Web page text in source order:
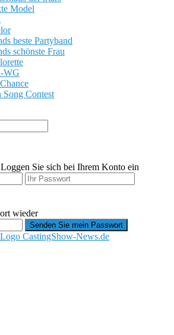
Model
beste Partyband
schönste Frau
WG
Contest
Sie sich bei Ihrem Konto ein
wieder
CastingShow-News.de